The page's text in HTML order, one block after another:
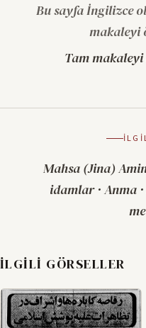
Bu sayfa İngilizce
makaleyi
Tam
Mahsa (Jina)
idamlar· Anma ·
İLGILI GÖRSELLER